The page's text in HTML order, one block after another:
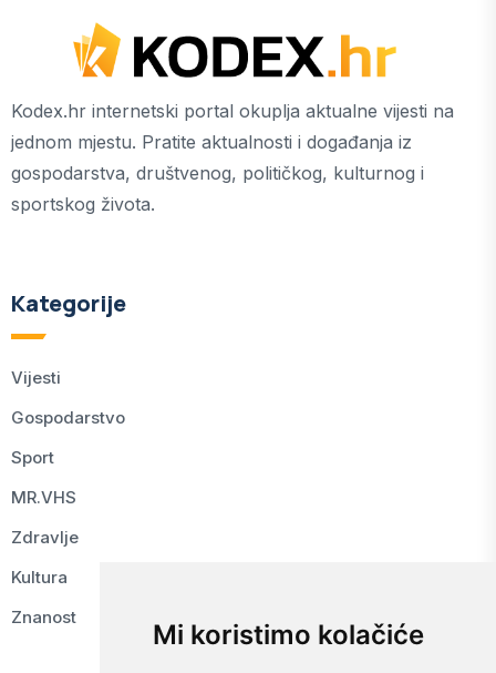
Mi koristimo kolačiće
Kodex.hr internetski portal okuplja aktualne vijesti na
jednom mjestu. Pratite aktualnosti i događanja iz
gospodarstva, društvenog, političkog, kulturnog i
sportskog života.
Kategorije
Vijesti
Gospodarstvo
Sport
MR.VHS
Zdravlje
Kultura
Znanost